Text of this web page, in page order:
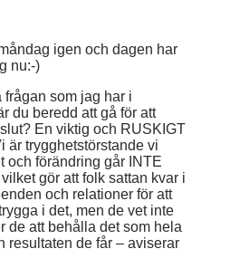
igen och dagen har
nu:-)
som jag har i
du beredd att gå för att
En viktig och RUSKIGT
är trygghetstörstande vi
och förändring går INTE
gör att folk sattan kvar i
och relationer för att
i det, men de vet inte
de att behålla det som hela
resultaten de får – aviserar